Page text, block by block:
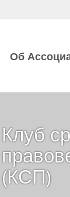
Об
Клуб
(КСП)